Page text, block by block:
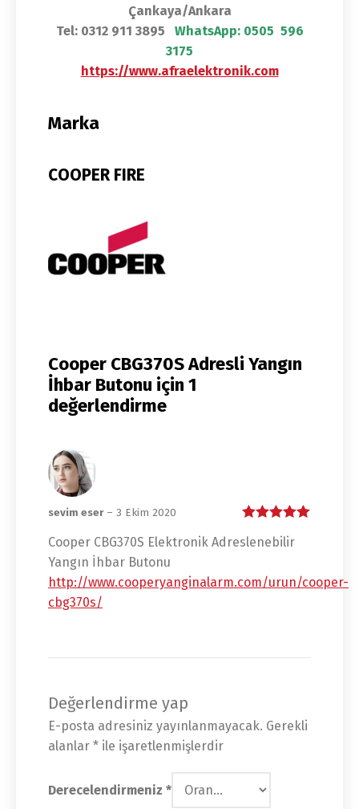
Çankaya/Ankara
Tel: 0312 911 3895 WhatsApp: 0505 596
3175
https://www.afraelektronik.com
Marka
COOPER FIRE
Cooper CBG370S Adresli Yangın
İhbar Butonu için 1
değerlendirme
oy aldı
sevim eser – 3 Ekim 2020
Cooper CBG370S Elektronik Adreslenebilir
Yangın İhbar Butonu
http://www.cooperyanginalarm.com/urun/cooper-
cbg370s/
Değerlendirme yap
E-posta adresiniz yayınlanmayacak. Gerekli
alanlar * ile işaretlenmişlerdir
Derecelendirmeniz *